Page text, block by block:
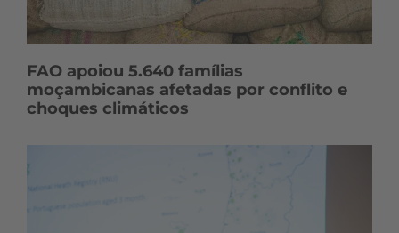
FAO apoiou 5.640 famílias
moçambicanas afetadas por conflito e
choques climáticos